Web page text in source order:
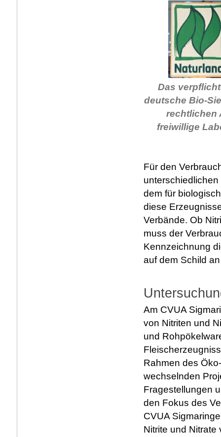
Das
deutsche Bio-
rechtlichen
freiwillige
Für den
dem für
diese
Verbände. Ob
muss der
Kennzeichnung
auf dem Schild
Am CVUA
von Nitriten und
und
Rahmen des
wechselnden
Fragestellungen
den Fokus des
CVUA
Nitrite und Nitrate